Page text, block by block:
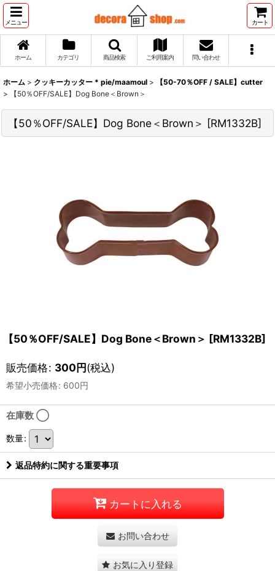
メニュー カート
ホーム カテゴリ 商品検索 ご利用案内 問い合わせ
ホーム > クッキーカッター * pie/maamoul >
【50-70％OFF / SALE】cutter
>
【50％OFF/SALE】Dog Bone＜Brown＞
【50％OFF/SALE】Dog Bone＜Brown＞ [RM1332B]
【50％OFF/SALE】Dog Bone＜Brown＞ [RM1332B]
販売価格: 300円(税込)
希望小売価格: 600円
在庫数 ◯
数量:
返品特約に関する重要事項
カートに入れる
お問い合わせ
お気に入り登録